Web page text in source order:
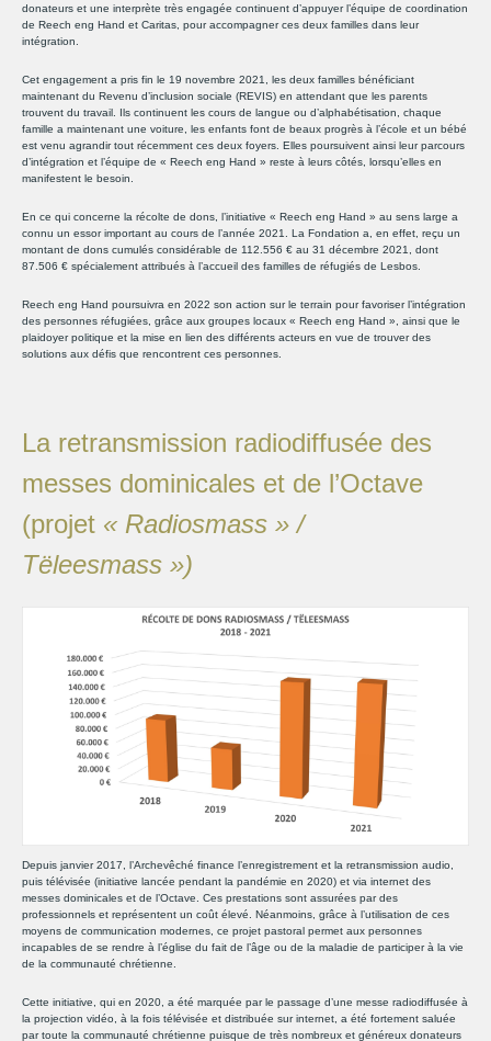
donateurs et une interprète très engagée continuent d’appuyer l’équipe de coordination
de Reech eng Hand et Caritas, pour accompagner ces deux familles dans leur
intégration.
Cet engagement a pris fin le 19 novembre 2021, les deux familles bénéficiant
maintenant du Revenu d’inclusion sociale (REVIS) en attendant que les parents
trouvent du travail. Ils continuent les cours de langue ou d’alphabétisation, chaque
famille a maintenant une voiture, les enfants font de beaux progrès à l’école et un bébé
est venu agrandir tout récemment ces deux foyers. Elles poursuivent ainsi leur parcours
d’intégration et l’équipe de « Reech eng Hand » reste à leurs côtés, lorsqu’elles en
manifestent le besoin.
En ce qui concerne la récolte de dons, l’initiative « Reech eng Hand » au sens large a
connu un essor important au cours de l’année 2021. La Fondation a, en effet, reçu un
montant de dons cumulés considérable de 112.556 € au 31 décembre 2021, dont
87.506 € spécialement attribués à l’accueil des familles de réfugiés de Lesbos.
Reech eng Hand poursuivra en 2022 son action sur le terrain pour favoriser l’intégration
des personnes réfugiées, grâce aux groupes locaux « Reech eng Hand », ainsi que le
plaidoyer politique et la mise en lien des différents acteurs en vue de trouver des
solutions aux défis que rencontrent ces personnes.
La retransmission radiodiffusée des
messes dominicales et de l’Octave
(projet « Radiosmass » /
Tëleesmass »)
Depuis janvier 2017, l’Archevêché finance l’enregistrement et la retransmission audio,
puis télévisée (initiative lancée pendant la pandémie en 2020) et via internet des
messes dominicales et de l’Octave. Ces prestations sont assurées par des
professionnels et représentent un coût élevé. Néanmoins, grâce à l’utilisation de ces
moyens de communication modernes, ce projet pastoral permet aux personnes
incapables de se rendre à l’église du fait de l’âge ou de la maladie de participer à la vie
de la communauté chrétienne.
Cette initiative, qui en 2020, a été marquée par le passage d’une messe radiodiffusée à
la projection vidéo, à la fois télévisée et distribuée sur internet, a été fortement saluée
par toute la communauté chrétienne puisque de très nombreux et généreux donateurs